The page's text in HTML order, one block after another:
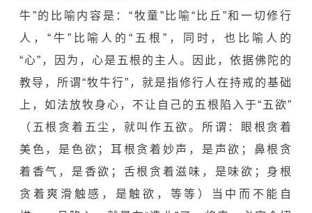
牛”的比喻内容是：“牧童”比喻“比丘”和一切修行
人，“牛”比喻人的“五根”，同时，也比喻人的
“心”，因为，心是五根的主人。因此，依据佛陀的
教导，所谓“牧牛行”，就是指修行人在持戒的基础
上，如法放牧身心，不让自己的五根陷入于“五欲”
（五根贪着五尘，就叫作五欲。所谓：眼根贪着
美色，是色欲；耳根贪着妙声，是声欲；鼻根贪
着香气，是香欲；舌根贪着滋味，是味欲；身根
贪着爽滑触感，是触欲，等等）当中而不能自